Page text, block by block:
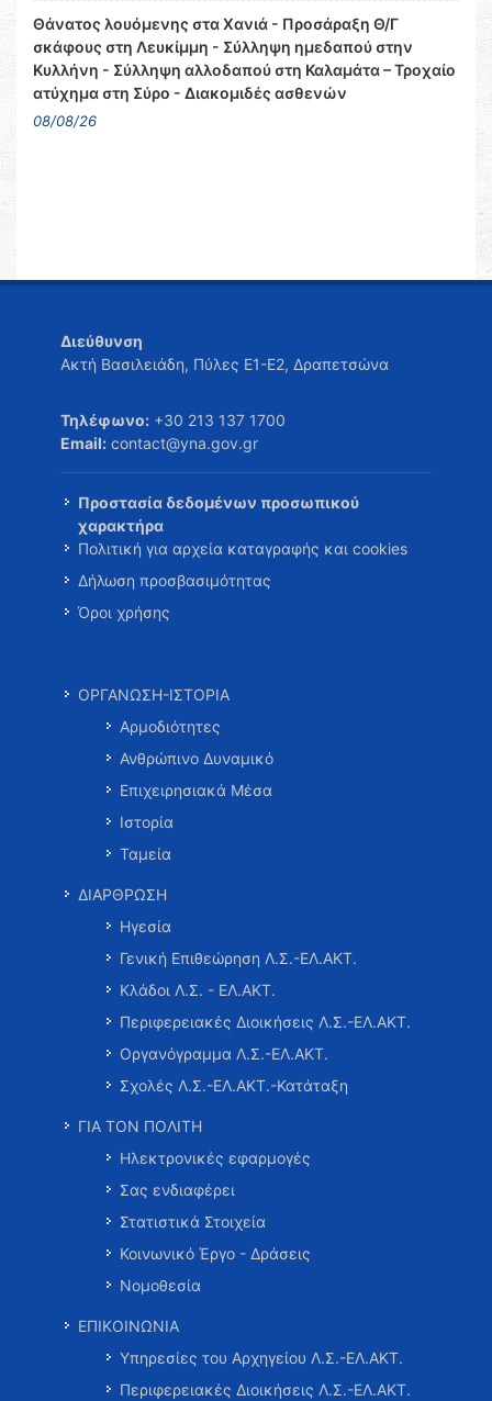
Θάνατος λουόμενης στα Χανιά - Προσάραξη Θ/Γ
σκάφους στη Λευκίμμη - Σύλληψη ημεδαπού στην
Κυλλήνη - Σύλληψη αλλοδαπού στη Καλαμάτα – Τροχαίο
ατύχημα στη Σύρο - Διακομιδές ασθενών
08/08/26
Διεύθυνση
Ακτή Βασιλειάδη, Πύλες Ε1-Ε2, Δραπετσώνα
Τηλέφωνο: +30 213 137 1700
Email: contact@yna.gov.gr
Προστασία δεδομένων προσωπικού
χαρακτήρα
Πολιτική για αρχεία καταγραφής και cookies
Δήλωση προσβασιμότητας
Όροι χρήσης
ΟΡΓΑΝΩΣΗ-ΙΣΤΟΡΙΑ
Αρμοδιότητες
Ανθρώπινο Δυναμικό
Επιχειρησιακά Μέσα
Ιστορία
Ταμεία
ΔΙΑΡΘΡΩΣΗ
Ηγεσία
Γενική Επιθεώρηση Λ.Σ.-ΕΛ.ΑΚΤ.
Κλάδοι Λ.Σ. - ΕΛ.ΑΚΤ.
Περιφερειακές Διοικήσεις Λ.Σ.-ΕΛ.ΑΚΤ.
Οργανόγραμμα Λ.Σ.-ΕΛ.ΑΚΤ.
Σχολές Λ.Σ.-ΕΛ.ΑΚΤ.-Κατάταξη
ΓΙΑ ΤΟΝ ΠΟΛΙΤΗ
Ηλεκτρονικές εφαρμογές
Σας ενδιαφέρει
Στατιστικά Στοιχεία
Κοινωνικό Έργο - Δράσεις
Νομοθεσία
ΕΠΙΚΟΙΝΩΝΙΑ
Υπηρεσίες του Αρχηγείου Λ.Σ.-ΕΛ.ΑΚΤ.
Περιφερειακές Διοικήσεις Λ.Σ.-ΕΛ.ΑΚΤ.